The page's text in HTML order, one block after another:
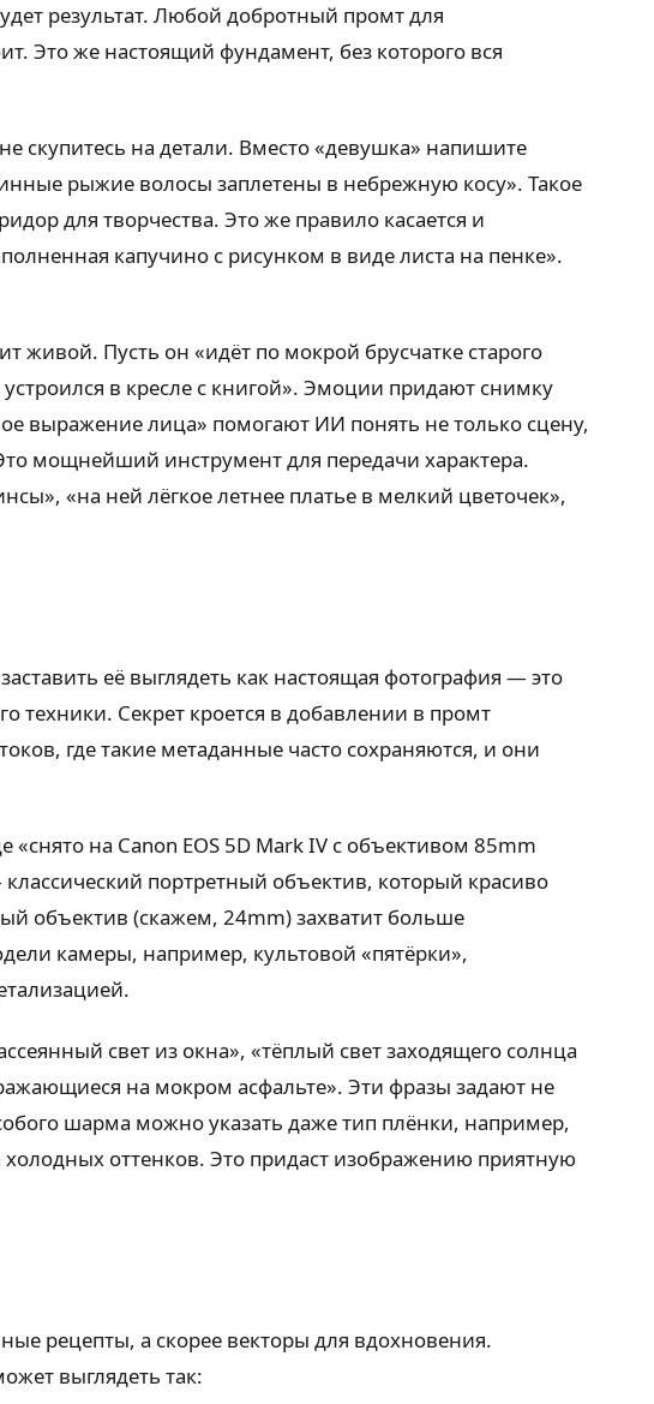
результат. Любой добротный промт для
Это же настоящий фундамент, без которого вся
скупитесь на детали. Вместо «девушка» напишите
рыжие волосы заплетены в небрежную косу». Такое
для творчества. Это же правило касается и
капучино с рисунком в виде листа на пенке».
живой. Пусть он «идёт по мокрой брусчатке старого
в кресле с книгой». Эмоции придают снимку
выражение лица» помогают ИИ понять не только сцену,
мощнейший инструмент для передачи характера.
«на ней лёгкое летнее платье в мелкий цветочек»,
её выглядеть как настоящая фотография — это
техники. Секрет кроется в добавлении в промт
где такие метаданные часто сохраняются, и они
«снято на Canon EOS 5D Mark IV с объективом 85mm
портретный объектив, который красиво
объектив (скажем, 24mm) захватит больше
камеры, например, культовой «пятёрки»,
свет из окна», «тёплый свет заходящего солнца
на мокром асфальте». Эти фразы задают не
шарма можно указать даже тип плёнки, например,
холодных оттенков. Это придаст изображению приятную
рецепты, а скорее векторы для вдохновения.
выглядеть так: